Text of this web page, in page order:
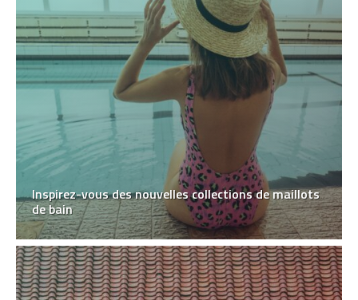
Inspirez-vous des nouvelles collections de maillots
de bain